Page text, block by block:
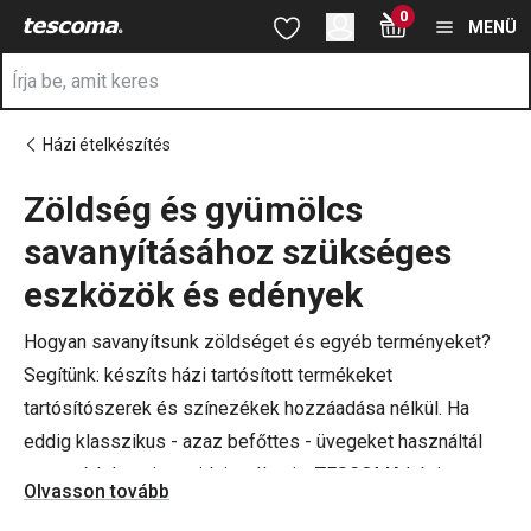
Ugrás a fő tartalomhoz
Ugrás a kereséshez
Ugrás a navigációhoz 0
MENÜ
Házi ételkészítés
Zöldség és gyümölcs
savanyításához szükséges
eszközök és edények
Hogyan savanyítsunk zöldséget és egyéb terményeket?
Segítünk: készíts házi tartósított termékeket
tartósítószerek és színezékek hozzáadása nélkül. Ha
eddig klasszikus - azaz befőttes - üvegeket használtál
savanyításhoz, itt az ideje váltani a TESCOMA házi
savanyító készletére, mellyel a savanyítás gyerekjátékká
Olvasson tovább